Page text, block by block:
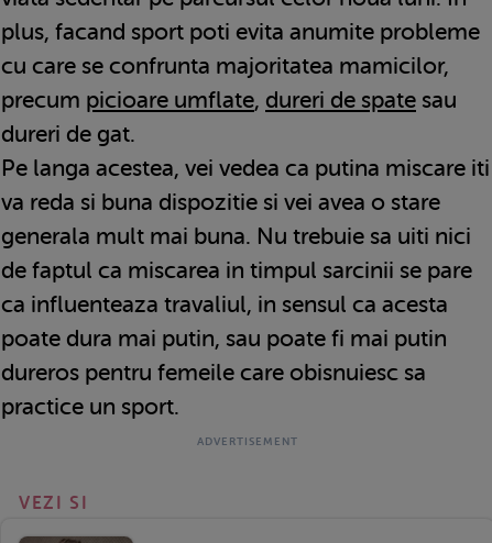
plus, facand sport poti evita anumite probleme
cu care se confrunta majoritatea mamicilor,
precum picioare umflate, dureri de spate sau
dureri de gat.
Pe langa acestea, vei vedea ca putina miscare iti
va reda si buna dispozitie si vei avea o stare
generala mult mai buna. Nu trebuie sa uiti nici
de faptul ca miscarea in timpul sarcinii se pare
ca influenteaza travaliul, in sensul ca acesta
poate dura mai putin, sau poate fi mai putin
dureros pentru femeile care obisnuiesc sa
practice un sport.
VEZI SI